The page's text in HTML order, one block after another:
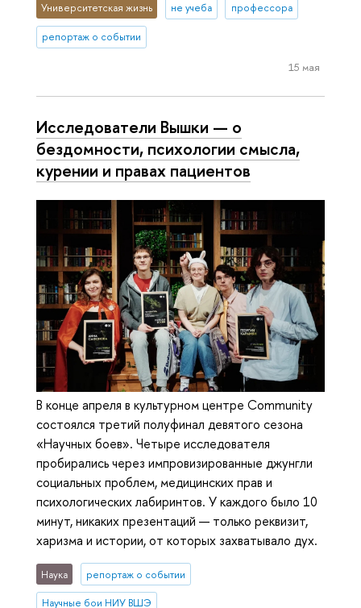
Университетская жизнь не учеба профессора
репортаж о событии
15 мая
Исследователи Вышки — о
бездомности, психологии смысла,
курении и правах пациентов
В конце апреля в культурном центре Community
состоялся третий полуфинал девятого сезона
«Научных боев». Четыре исследователя
пробирались через импровизированные джунгли
социальных проблем, медицинских прав и
психологических лабиринтов. У каждого было 10
минут, никаких презентаций — только реквизит,
харизма и истории, от которых захватывало дух.
Наука репортаж о событии
Научные бои НИУ ВШЭ